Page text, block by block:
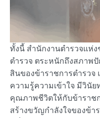
ทั้งนี้ สำนักงานตำรวจแห่
ตำรวจ ตระหนักถึงสภาพ
สินของข้าราชการตำรวจ
ความรู้ความเข้าใจ มีวินัย
คุณภาพชีวิตให้กับข้าราช
สร้างขวัญกำลังใจของข้า